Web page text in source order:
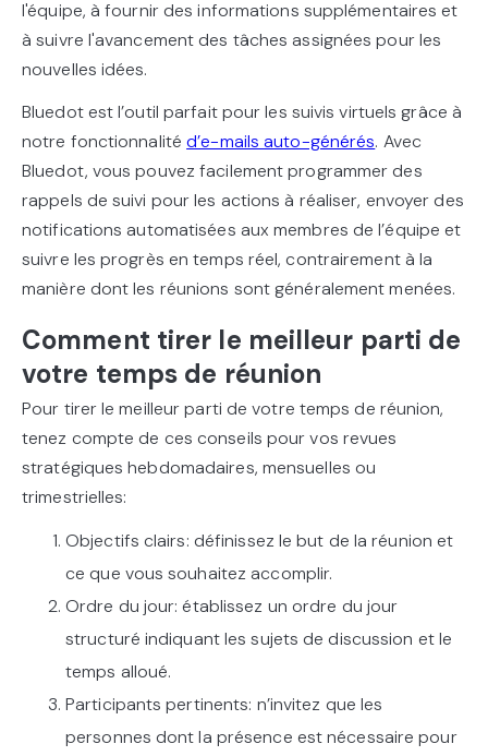
l'équipe, à fournir des informations supplémentaires et
à suivre l'avancement des tâches assignées pour les
nouvelles idées.
Bluedot est l’outil parfait pour les suivis virtuels grâce à
notre fonctionnalitéd’e-mails auto-générés. Avec
Bluedot, vous pouvez facilement programmer des
rappels de suivi pour les actions à réaliser, envoyer des
notifications automatisées aux membres de l’équipe et
suivre les progrès en temps réel, contrairement à la
manière dont les réunions sont généralement menées.
Comment tirer le meilleur parti de
votre temps de réunion
Pour tirer le meilleur parti de votre temps de réunion,
tenez compte de ces conseils pour vos revues
stratégiques hebdomadaires, mensuelles ou
trimestrielles:
Objectifs clairs: définissez le but de la réunion et
ce que vous souhaitez accomplir.
Ordre du jour: établissez un ordre du jour
structuré indiquant les sujets de discussion et le
temps alloué.
Participants pertinents: n’invitez que les
personnes dont la présence est nécessaire pour